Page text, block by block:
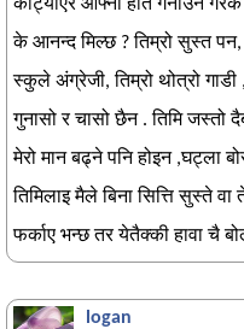
कोट्याएर आफ्नो हात गनाउने गैरक
के आनन्द मिल्छ ? तिम्रो सुस्त
स्कुले अंग्रेजी, तिम्रो थोत्रो
गुनासो र चासो छैन . तिमि जस्तो
मेरो मान बढ्ने पनि होइन ,घट्ला
तिमिलाइ मैले बिना सित्ति सुस्ते
फर्काए भन्छ तर येतैक्की हावा चै
logan